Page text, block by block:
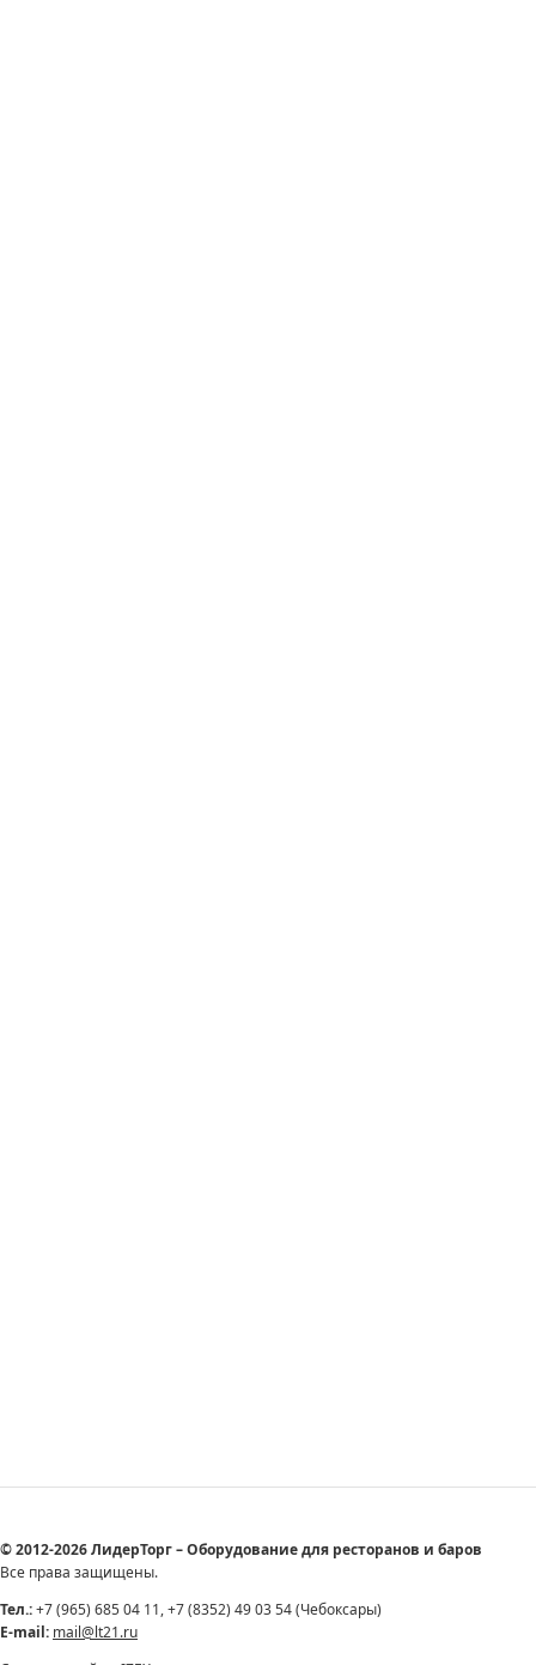
© 2012-2026 ЛидерТорг – Оборудование для ресторанов и баров
Все права защищены.
Тел.:+7 (965) 685 04 11, +7 (8352) 49 03 54 (Чебоксары)
E-mail: mail@lt21.ru